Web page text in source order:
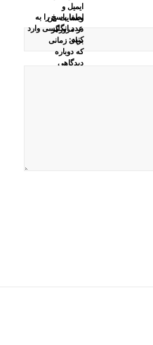
ایمیل و
وبسایت من
در مرورگر
برای زمانی
که دوباره
دیدگاهی
لطفا پاسخ را به
عدد انگلیسی وارد
کنید: